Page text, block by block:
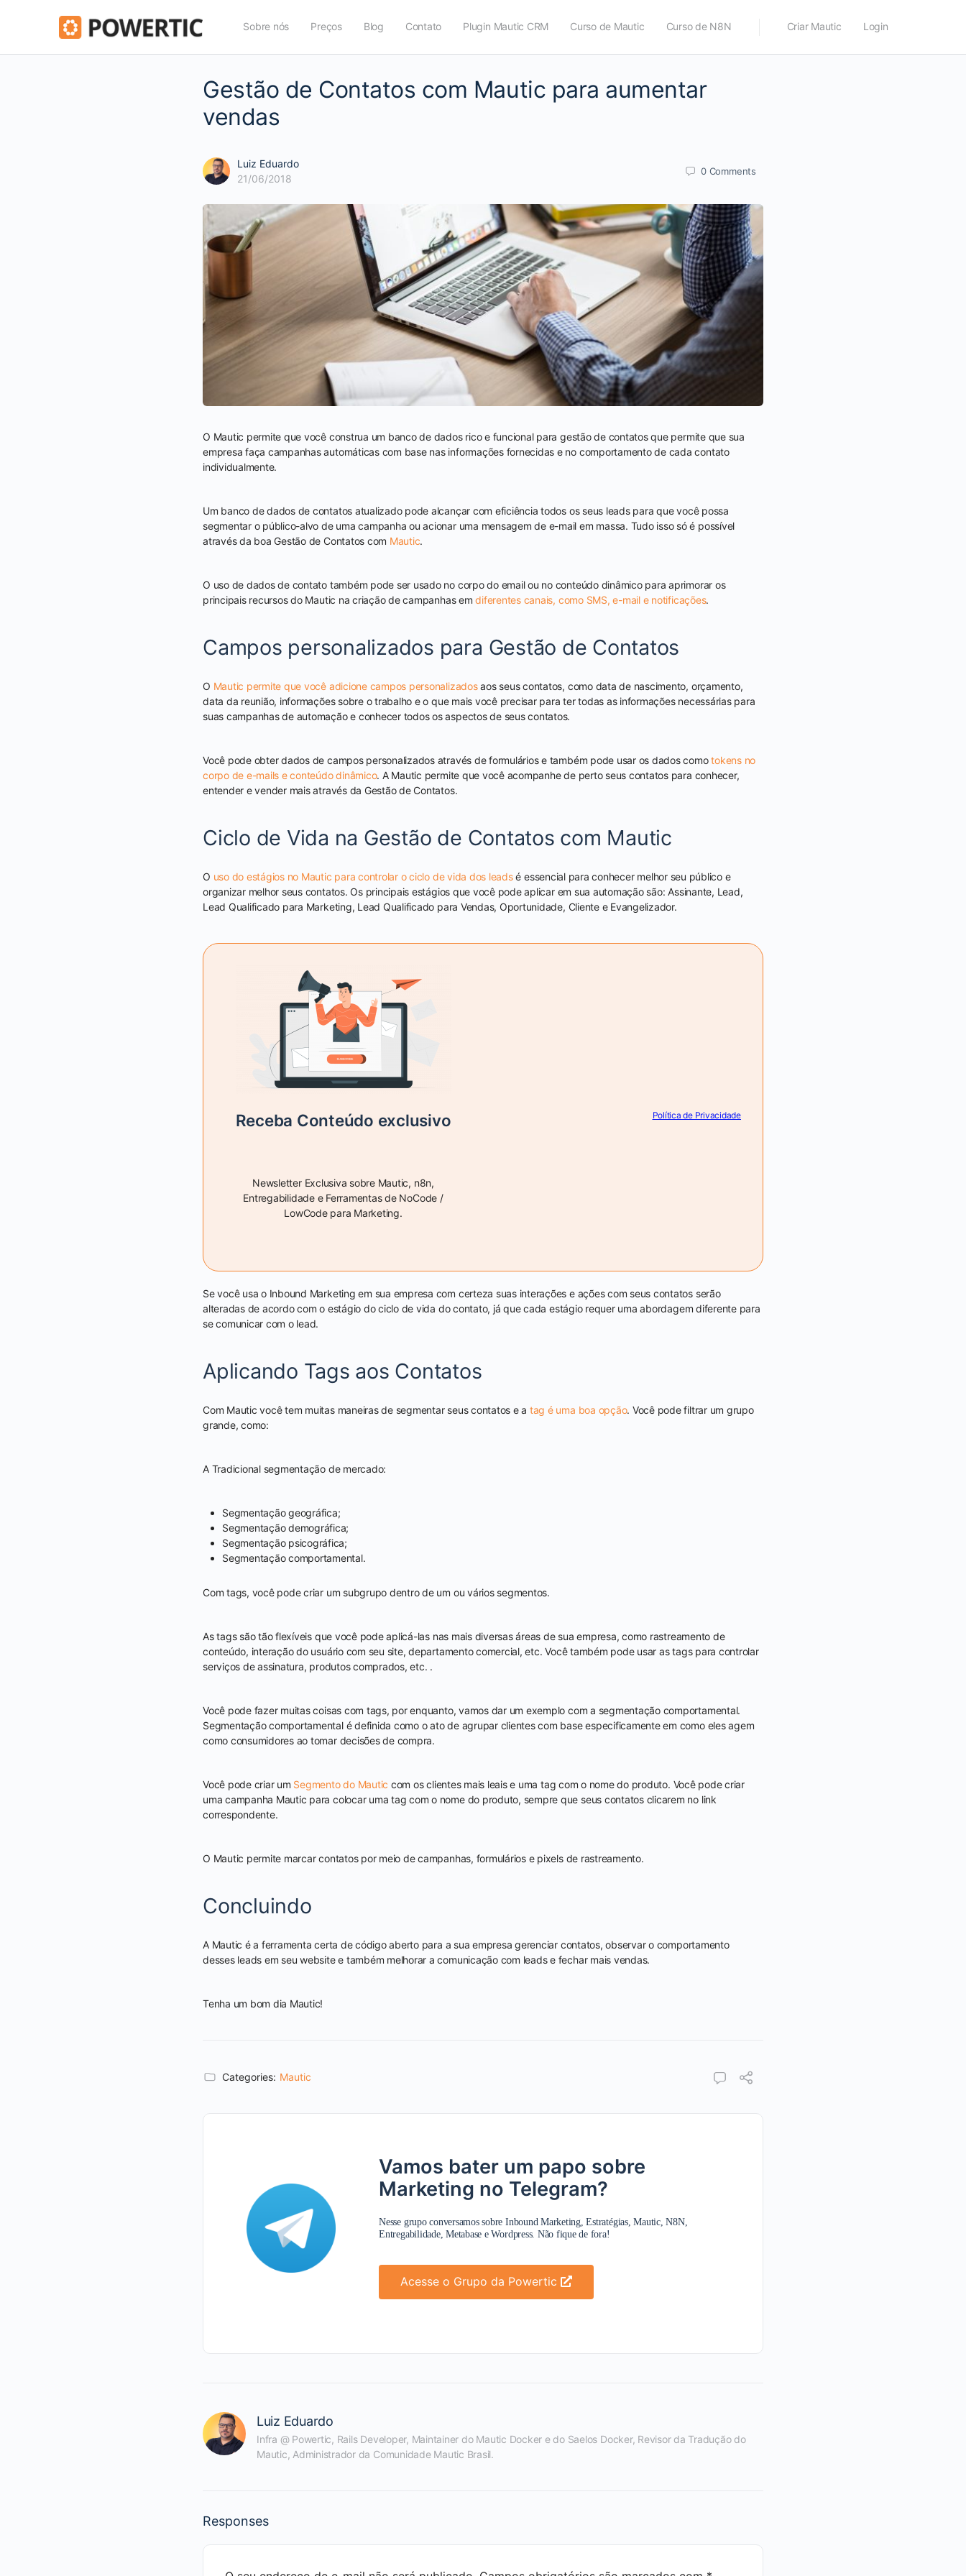
Sobre nós Preços Blog Contato Plugin Mautic CRM Curso de Mautic Curso de N8N Criar Mautic Login
Gestão de Contatos com Mautic para aumentar
vendas
Luiz Eduardo
21/06/2018
0 Comments
O Mautic permite que você construa um banco de dados rico e funcional para gestão de contatos que permite que sua
empresa faça campanhas automáticas com base nas informações fornecidas e no comportamento de cada contato
individualmente.
Um banco de dados de contatos atualizado pode alcançar com eficiência todos os seus leads para que você possa
segmentar o público-alvo de uma campanha ou acionar uma mensagem de e-mail em massa. Tudo isso só é possível
através da boa Gestão de Contatos com Mautic.
O uso de dados de contato também pode ser usado no corpo do email ou no conteúdo dinâmico para aprimorar os
principais recursos do Mautic na criação de campanhas emdiferentes canais, como SMS, e-mail e notificações.
Campos personalizados para Gestão de Contatos
O Mautic permite que você adicione campos personalizadosaos seus contatos, como data de nascimento, orçamento,
data da reunião, informações sobre o trabalho e o que mais você precisar para ter todas as informações necessárias para
suas campanhas de automação e conhecer todos os aspectos de seus contatos.
Você pode obter dados de campos personalizados através de formulários e também pode usar os dados comotokens no
corpo de e-mails e conteúdo dinâmico. A Mautic permite que você acompanhe de perto seus contatos para conhecer,
entender e vender mais através da Gestão de Contatos.
Ciclo de Vida na Gestão de Contatos com Mautic
O uso do estágios no Mautic para controlar o ciclo de vida dos leadsé essencial para conhecer melhor seu público e
organizar melhor seus contatos. Os principais estágios que você pode aplicar em sua automação são: Assinante, Lead,
Lead Qualificado para Marketing, Lead Qualificado para Vendas, Oportunidade, Cliente e Evangelizador.
Receba Conteúdo exclusivo
Newsletter Exclusiva sobre Mautic, n8n,
Entregabilidade e Ferramentas de NoCode /
LowCode para Marketing.
Política de Privacidade
Se você usa o Inbound Marketing em sua empresa com certeza suas interações e ações com seus contatos serão
alteradas de acordo com o estágio do ciclo de vida do contato, já que cada estágio requer uma abordagem diferente para
se comunicar com o lead.
Aplicando Tags aos Contatos
Com Mautic você tem muitas maneiras de segmentar seus contatos e a tag é uma boa opção. Você pode filtrar um grupo
grande, como:
A Tradicional segmentação de mercado:
Segmentação geográfica;
Segmentação demográfica;
Segmentação psicográfica;
Segmentação comportamental.
Com tags, você pode criar um subgrupo dentro de um ou vários segmentos.
As tags são tão flexíveis que você pode aplicá-las nas mais diversas áreas de sua empresa, como rastreamento de
conteúdo, interação do usuário com seu site, departamento comercial, etc. Você também pode usar as tags para controlar
serviços de assinatura, produtos comprados, etc. .
Você pode fazer muitas coisas com tags, por enquanto, vamos dar um exemplo com a segmentação comportamental.
Segmentação comportamental é definida como o ato de agrupar clientes com base especificamente em como eles agem
como consumidores ao tomar decisões de compra.
Você pode criar um Segmento do Mautic com os clientes mais leais e uma tag com o nome do produto. Você pode criar
uma campanha Mautic para colocar uma tag com o nome do produto, sempre que seus contatos clicarem no link
correspondente.
O Mautic permite marcar contatos por meio de campanhas, formulários e pixels de rastreamento.
Concluindo
A Mautic é a ferramenta certa de código aberto para a sua empresa gerenciar contatos, observar o comportamento
desses leads em seu website e também melhorar a comunicação com leads e fechar mais vendas.
Tenha um bom dia Mautic!
Categories: Mautic
Vamos bater um papo sobre
Marketing no Telegram?
Nesse grupo conversamos sobre Inbound Marketing, Estratégias, Mautic, N8N,
Entregabilidade, Metabase e Wordpress. Não fique de fora!
Acesse o Grupo da Powertic
Luiz Eduardo
Infra @ Powertic, Rails Developer, Maintainer do Mautic Docker e do Saelos Docker, Revisor da Tradução do
Mautic, Administrador da Comunidade Mautic Brasil.
Responses